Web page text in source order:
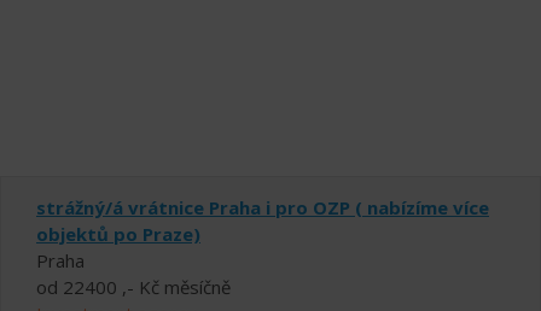
strážný/á vrátnice Praha i pro OZP ( nabízíme více
objektů po Praze)
Praha
od 22400 ,- Kč měsíčně